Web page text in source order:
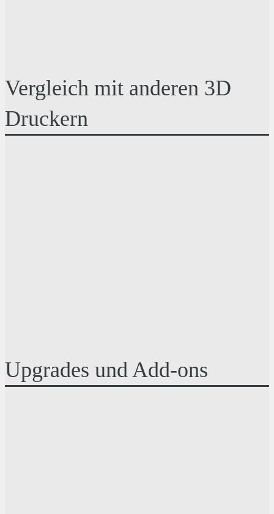
Vergleich mit anderen 3D
Druckern
Upgrades und Add-ons